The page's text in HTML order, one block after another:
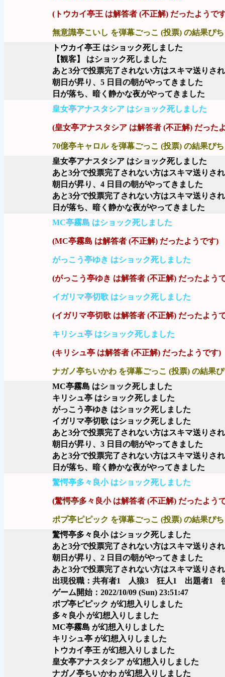
(トウカイ亭王 は解答者 (不正解) だったようで
無意識亭こいし を弾幕ごっこ (投票) の結果ぴ
トウカイ亭王 はショック死しました
【観客】 はショック死しました
あと3分で投票完了されない方はスキマ送りさ
朝日が昇り、5 日目の朝がやってきました
日が落ち、暗く静かな夜がやってきました
皇女亭アナスタシア はショック死しました
(皇女亭アナスタシア は解答者 (不正解) だった
70億亭キャロル を弾幕ごっこ (投票) の結果ぴ
皇女亭アナスタシア はショック死しました
あと3分で投票完了されない方はスキマ送りさ
朝日が昇り、4 日目の朝がやってきました
あと3分で投票完了されない方はスキマ送りさ
日が落ち、暗く静かな夜がやってきました
MC亭霧島 はショック死しました
(MC亭霧島 は解答者 (不正解) だったようです)
がっこう亭ゆき はショック死しました
(がっこう亭ゆき は解答者 (不正解) だったよう
イガリマ亭切歌 はショック死しました
(イガリマ亭切歌 は解答者 (不正解) だったよう
キリシュ亭 はショック死しました
(キリシュ亭 は解答者 (不正解) だったようです)
ナガノ亭ちいかわ を弾幕ごっこ (投票) の結果
MC亭霧島 はショック死しました
キリシュ亭 はショック死しました
がっこう亭ゆき はショック死しました
イガリマ亭切歌 はショック死しました
あと3分で投票完了されない方はスキマ送りさ
朝日が昇り、3 日目の朝がやってきました
あと3分で投票完了されない方はスキマ送りさ
日が落ち、暗く静かな夜がやってきました
驚愕亭多々良小 はショック死しました
(驚愕亭多々良小 は解答者 (不正解) だったよう
ポプ亭ピピック を弾幕ごっこ (投票) の結果ぴ
驚愕亭多々良小 はショック死しました
あと3分で投票完了されない方はスキマ送りさ
朝日が昇り、2 日目の朝がやってきました
あと3分で投票完了されない方はスキマ送りさ
出現役職：共有者1 人狼3 狂人1 出題者1
ゲーム開始：2022/10/09 (Sun) 23:51:47
ポプ亭ピピック が幻想入りしました
多々良小 が幻想入りしました
MC亭霧島 が幻想入りしました
キリシュ亭 が幻想入りしました
トウカイ亭王 が幻想入りしました
皇女亭アナスタシア が幻想入りしました
ナガノ亭ちいかわ が幻想入りしました